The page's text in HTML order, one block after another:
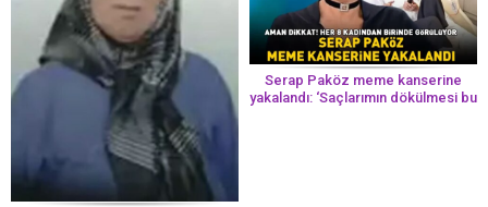
Serap Paköz meme kanserine
yakalandı: ‘Saçlarımın dökülmesi bu